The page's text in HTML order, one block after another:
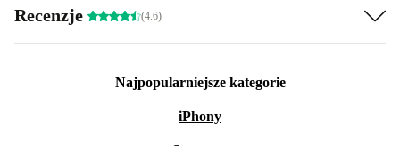
Recenzje (4.6)
Najpopularniejsze kategorie
iPhony